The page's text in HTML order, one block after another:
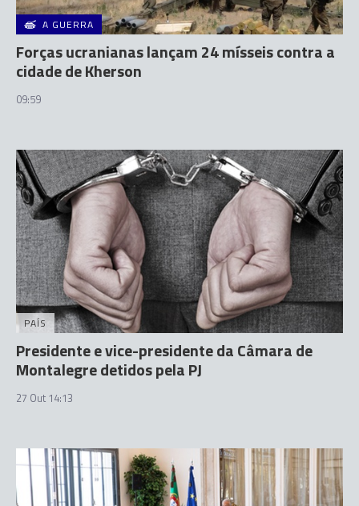
A GUERRA
Forças ucranianas lançam 24 mísseis contra a
cidade de Kherson
09:59
PAÍS
Presidente e vice-presidente da Câmara de
Montalegre detidos pela PJ
27 Out 14:13